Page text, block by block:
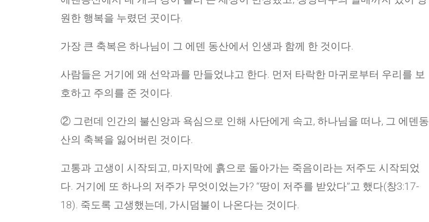
원한 행복을 누렸던 곳이다.
가장 큰 축복은 하나님이 그 에덴 동산에서 인생과 함께 한 것이다.
사람들은 거기에 왜 선악과를 만들었냐고 한다. 먼저 타락한 마귀로부터 우리를 보
호하고 주의를 준 것이다.
② 그런데 인간의 불신앙과 욕심으로 인해 사단에게 속고, 하나님을 떠나, 그 에덴동
산의 축복을 잃어버린 것이다.
고통과 고생이 시작되고, 마지막에 흙으로 돌아가는 죽음이라는 저주도 시작되었
다. 거기에 또 하나의 저주가 무엇이었는가? “땅이 저주를 받았다”고 했다(창3:17-
18). 죽도록 고생했는데, 가시덤불이 나온다는 것이다.